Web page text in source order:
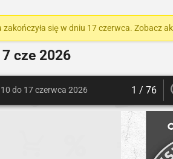
zakończyła się w dniu 17 czerwca. Zobacz
cze 2026
do 17 czerwca 2026 1 / 76